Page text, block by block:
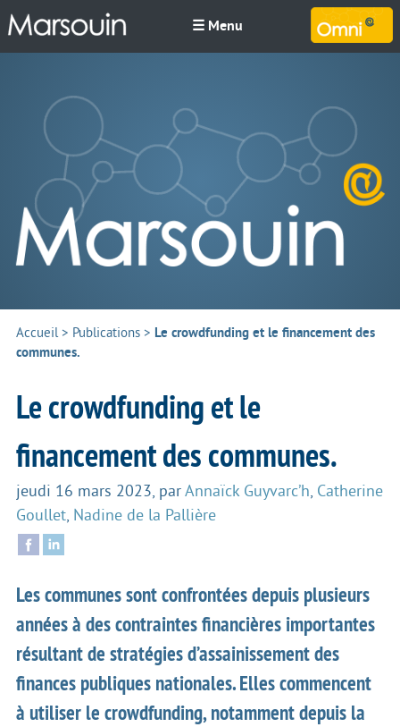
☰ Menu
Accueil> Publications > Le crowdfunding et le financement des
communes.
Le crowdfunding et le
financement des communes.
jeudi 16 mars 2023, par Annaïck Guyvarc’h, Catherine
Goullet, Nadine de la Pallière
Les communes sont confrontées depuis plusieurs
années à des contraintes financières importantes
résultant de stratégies d’assainissement des
finances publiques nationales. Elles commencent
à utiliser le crowdfunding, notamment depuis la